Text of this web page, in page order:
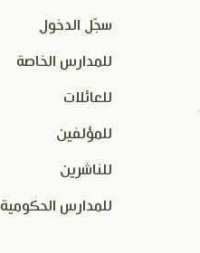
سجّل الدخول
للمدارس الخاصة
للعائلات
للمؤلفين
للناشرين
للمدارس الحكومية